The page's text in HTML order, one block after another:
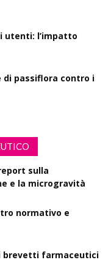
utenti: l’impatto
di passiflora contro i
sulla
e la microgravità
normativo e
i brevetti farmaceutici